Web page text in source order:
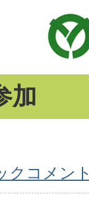
加
クコメント